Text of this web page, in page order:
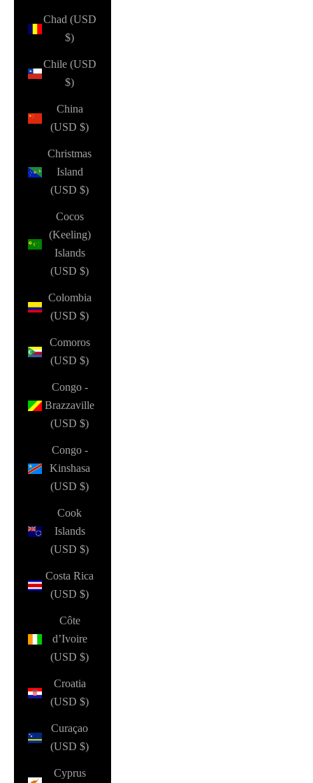
Chad (USD
$)
Chile (USD
$)
China
(USD $)
Christmas
Island
(USD $)
Cocos
(Keeling)
Islands
(USD $)
Colombia
(USD $)
Comoros
(USD $)
Congo -
Brazzaville
(USD $)
Congo -
Kinshasa
(USD $)
Cook
Islands
(USD $)
Costa Rica
(USD $)
Côte
d’Ivoire
(USD $)
Croatia
(USD $)
Curaçao
(USD $)
Cyprus